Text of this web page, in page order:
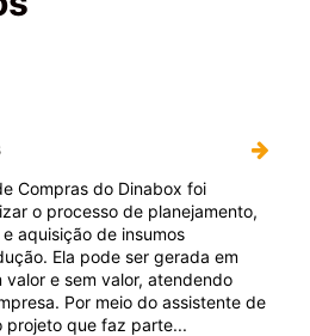
Compras do Dinabox foi
o processo de planejamento,
aquisição de insumos
Ela pode ser gerada em
e sem valor, atendendo
Por meio do assistente de
projeto que faz parte...